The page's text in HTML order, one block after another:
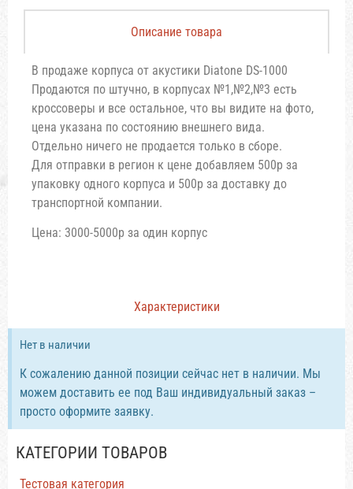
КАТЕГОРИИ ТОВАРОВ
Тестовая категория
Описание товара
Характеристики
В продаже корпуса от акустики Diatone DS-1000
Продаются по штучно, в корпусах №1,№2,№3 есть
кроссоверы и все остальное, что вы видите на фото,
цена указана по состоянию внешнего вида.
Отдельно ничего не продается только в сборе.
Для отправки в регион к цене добавляем 500р за
упаковку одного корпуса и 500р за доставку до
транспортной компании.
Цена: 3000-5000р за один корпус
Нет в наличии
К сожалению данной позиции сейчас нет в наличии. Мы
можем доставить ее под Ваш индивидуальный заказ –
просто оформите заявку.